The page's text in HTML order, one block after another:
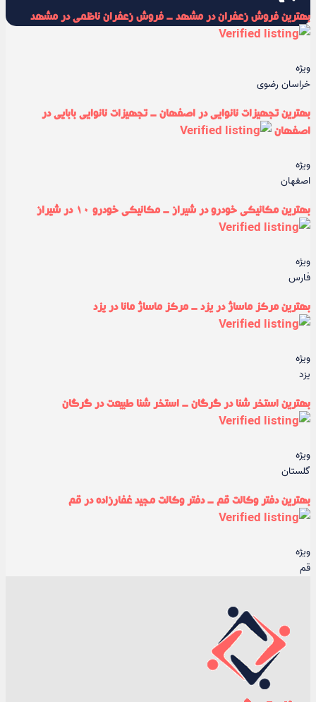
بهترین فروش زعفران در مشهد - فروش زعفران ناظمی در مشهد
ویژه
خراسان رضوی
بهترین تجهیزات نانوایی در اصفهان - تجهیزات نانوایی بابایی در
اصفهان
ویژه
اصفهان
بهترین مکانیکی خودرو در شیراز - مکانیکی خودرو ۱۰ در شیراز
ویژه
فارس
بهترین مرکز ماساژ در یزد - مرکز ماساژ مانا در یزد
ویژه
یزد
بهترین استخر شنا در گرگان - استخر شنا طبیعت در گرگان
ویژه
گلستان
بهترین دفتر وکالت قم - دفتر وکالت مجید غفارزاده در قم
ویژه
قم